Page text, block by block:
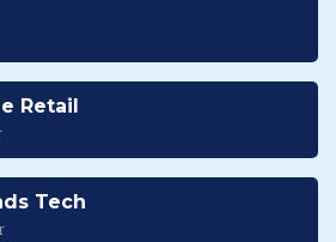
Retail
Tech